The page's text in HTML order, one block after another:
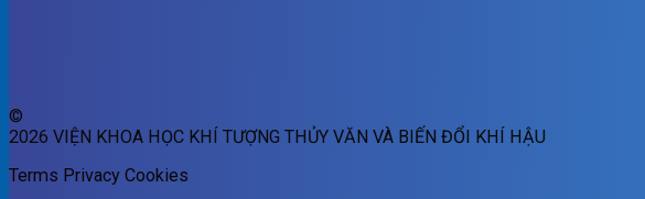
©
2026 VIỆN KHOA HỌC KHÍ TƯỢNG THỦY VĂN VÀ BIẾN ĐỔI KHÍ HẬU
Terms Privacy Cookies